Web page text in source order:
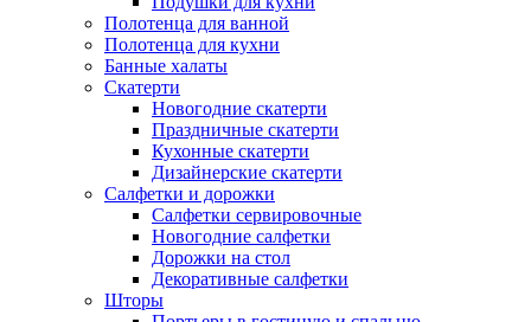
Полотенца для ванной
Полотенца для кухни
Банные халаты
Скатерти
Новогодние скатерти
Праздничные скатерти
Кухонные скатерти
Дизайнерские скатерти
Салфетки и дорожки
Салфетки сервировочные
Новогодние салфетки
Дорожки на стол
Декоративные салфетки
Шторы